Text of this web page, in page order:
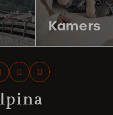
Kamers